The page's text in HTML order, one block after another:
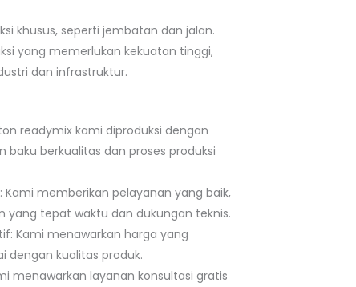
khusus, seperti jembatan dan jalan.
yang memerlukan kekuatan tinggi,
dan infrastruktur.
readymix kami diproduksi dengan
baku berkualitas dan proses produksi
Kami memberikan pelayanan yang baik,
yang tepat waktu dan dukungan teknis.
Kami menawarkan harga yang
dengan kualitas produk.
menawarkan layanan konsultasi gratis